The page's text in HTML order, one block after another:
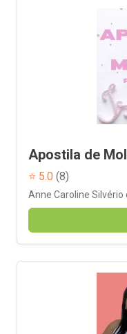
Apostila de
⭐ 5.0 (8)
Anne Caroline Silvério